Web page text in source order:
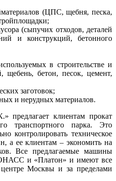
(ЦПС, щебня, песка,
(сыпучих отходов, деталей
и конструкций, бетонного
в строительстве и
щебень, бетон, песок, цемент,
заготовок;
и нерудных материалов.
предлагает клиентам прокат
транспортного парка. Это
контролировать техническое
а ее клиентам – экономить на
Все предлагаемые машины
и «Платон» и имеют все
Москвы и за пределами